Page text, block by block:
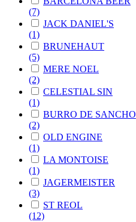
(7)
JACK DANIEL'S
(1)
BRUNEHAUT
(5)
MERE NOEL
(2)
CELESTIAL SIN
(1)
BURRO DE SANCHO
(2)
OLD ENGINE
(1)
LA MONTOISE
(1)
JAGERMEISTER
(3)
ST REOL
(12)